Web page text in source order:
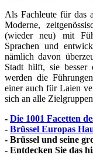
Als Fachleute für das
Moderne,
(wieder neu) mit
Sprachen und
nämlich davon
Stadt hilft, sie besser
werden die
einer auch für Laien
sich an alle
- Die 1001 Facetten
- Brüssel Europas
- Brüssel und seine
- Entdecken Sie das